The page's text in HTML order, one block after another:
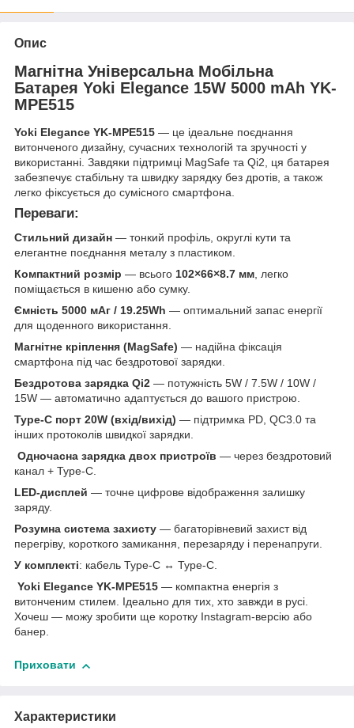
Опис
Магнітна Універсальна Мобільна
Батарея Yoki Elegance 15W 5000 mAh YK-
MPE515
Yoki Elegance YK-MPE515 — це ідеальне поєднання
витонченого дизайну, сучасних технологій та зручності у
використанні. Завдяки підтримці MagSafe та Qi2, ця батарея
забезпечує стабільну та швидку зарядку без дротів, а також
легко фіксується до сумісного смартфона.
Переваги:
Стильний дизайн — тонкий профіль, округлі кути та
елегантне поєднання металу з пластиком.
Компактний розмір — всього 102×66×8.7 мм, легко
поміщається в кишеню або сумку.
Ємність 5000 мАг / 19.25Wh — оптимальний запас енергії
для щоденного використання.
Магнітне кріплення (MagSafe) — надійна фіксація
смартфона під час бездротової зарядки.
Бездротова зарядка Qi2 — потужність 5W / 7.5W / 10W /
15W — автоматично адаптується до вашого пристрою.
Type-C порт 20W (вхід/вихід) — підтримка PD, QC3.0 та
інших протоколів швидкої зарядки.
Одночасна зарядка двох пристроїв — через бездротовий
канал + Type-C.
LED-дисплей — точне цифрове відображення залишку
заряду.
Розумна система захисту — багаторівневий захист від
перегріву, короткого замикання, перезаряду і перенапруги.
У комплекті: кабель Type-C ↔ Type-C.
Yoki Elegance YK-MPE515 — компактна енергія з
витонченим стилем. Ідеально для тих, хто завжди в русі.
Хочеш — можу зробити ще коротку Instagram-версію або
банер.
Приховати
Характеристики